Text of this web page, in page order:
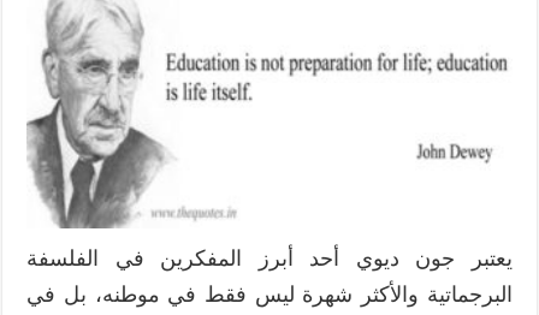
يعتبر جون ديوي أحد أبرز المفكرين في الفلسفة
البرجماتية والأكثر شهرة ليس فقط في موطنه، بل في